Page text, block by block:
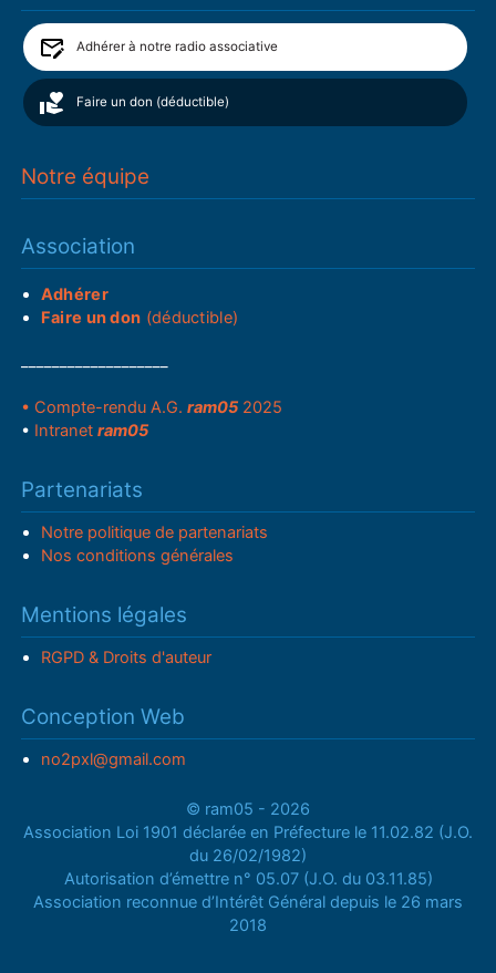
Adhérer à notre radio associative
Faire un don (déductible)
Notre équipe
Association
Adhérer
Faire un don (déductible)
• Compte-rendu A.G.ram05 2025
• Intranetram05
Partenariats
Notre politique de partenariats
Nos conditions générales
Mentions légales
RGPD & Droits d'auteur
Conception Web
no2pxl@gmail.com
© ram05 - 2026
Association Loi 1901 déclarée en Préfecture le 11.02.82 (J.O.
du 26/02/1982)
Autorisation d’émettre n° 05.07 (J.O. du 03.11.85)
Association reconnue d’Intérêt Général depuis le 26 mars
2018